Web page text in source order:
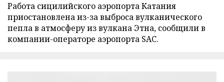
Работа сицилийского аэропорта Катания
приостановлена из-за выброса вулканического
пепла в атмосферу из вулкана Этна, сообщили в
компании-операторе аэропорта SAC.